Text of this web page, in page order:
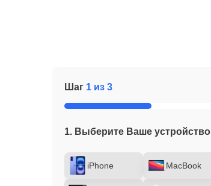
Шаг 1 из 3
1. Выберите Ваше устройство
iPhone MacBook